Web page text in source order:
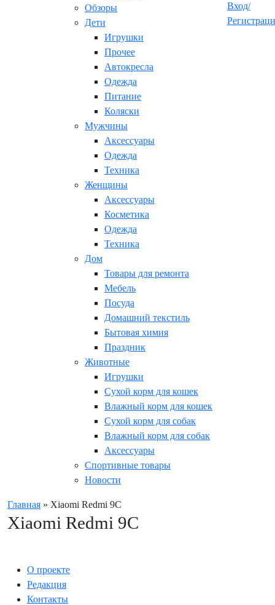
Обзоры
Дети
Игрушки
Прочее
Автокресла
Одежда
Питание
Коляски
Мужчины
Аксессуары
Одежда
Техника
Женщины
Аксессуары
Косметика
Одежда
Техника
Дом
Товары для ремонта
Мебель
Посуда
Домашний текстиль
Бытовая химия
Праздник
Животные
Игрушки
Сухой корм для кошек
Влажный корм для кошек
Сухой корм для собак
Влажный корм для собак
Аксессуары
Спортивные товары
Новости
Вход/
Главная » Xiaomi Redmi 9C
Xiaomi Redmi 9C
О проекте
Редакция
Контакты